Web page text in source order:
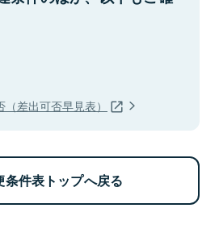
差出可否早見表）
条件表トップへ戻る